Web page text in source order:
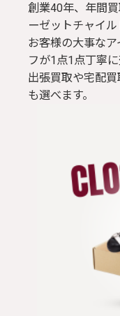
創業40年、年間
ーゼットチャイル
お客様の大事な
フが1点1点丁寧に
出張買取や宅配
も選べます。